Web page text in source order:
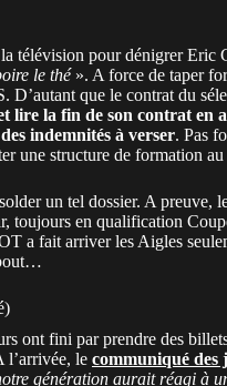
télévision pour dénigrer Eric
le thé». A force de taper
que le contrat du
lire la fin de son contrat
indemnités à verser. Pas
une structure de formation au
un tel dossier. A preuve,
toujours en qualification
a fait arriver les Aigles
ont fini par prendre des
l’arrivée, le communiqué des
génération aurait réagi à